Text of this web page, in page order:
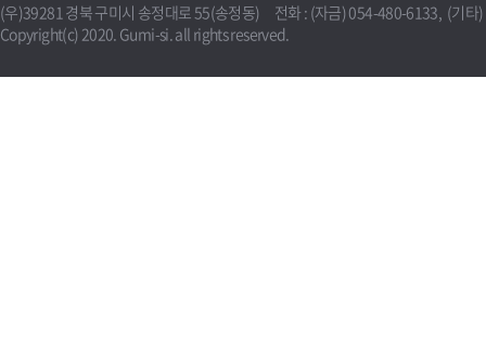
(우)39281 경북 구미시 송정대로 55(송정동) 전화 : (자금) 054-480-6133, (기타
Copyright(c) 2020. Gumi-si. all rights reserved.